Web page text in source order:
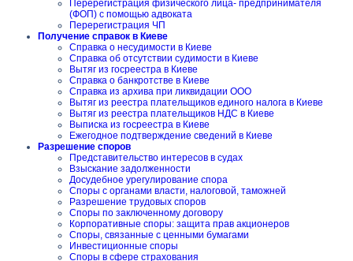
Перерегистрация физического лица- предпринимателя
(ФОП) с помощью адвоката
Перерегистрация ЧП
Получение справок в Киеве
Справка о несудимости в Киеве
Справка об отсутствии судимости в Киеве
Вытяг из госреестра в Киеве
Справка о банкротстве в Киеве
Справка из архива при ликвидации ООО
Вытяг из реестра плательщиков единого налога в Киеве
Вытяг из реестра плательщиков НДС в Киеве
Выписка из госреестра в Киеве
Ежегодное подтверждение сведений в Киеве
Разрешение споров
Представительство интересов в судах
Взыскание задолженности
Досудебное урегулирование спора
Споры с органами власти, налоговой, таможней
Разрешение трудовых споров
Споры по заключенному договору
Корпоративные споры: защита прав акционеров
Споры, связанные с ценными бумагами
Инвестиционные споры
Споры в сфере страхования